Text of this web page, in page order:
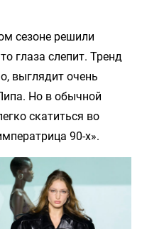
сезоне решили
глаза слепит. Тренд
выглядит очень
Но в обычной
скатиться во
90-х».